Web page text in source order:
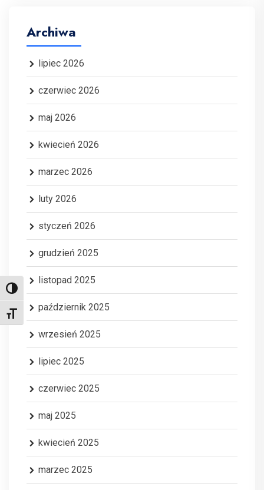
Toggle High Contrast
Toggle Font size
Archiwa
lipiec 2026
czerwiec 2026
maj 2026
kwiecień 2026
marzec 2026
luty 2026
styczeń 2026
grudzień 2025
listopad 2025
październik 2025
wrzesień 2025
lipiec 2025
czerwiec 2025
maj 2025
kwiecień 2025
marzec 2025